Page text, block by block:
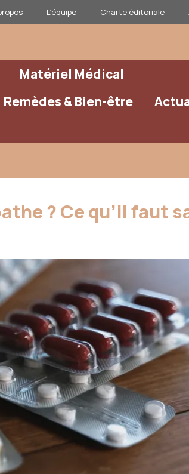
L’équipe Charte éditoriale
Matériel Médical
Remèdes & Bien-être
? Ce qu’il faut